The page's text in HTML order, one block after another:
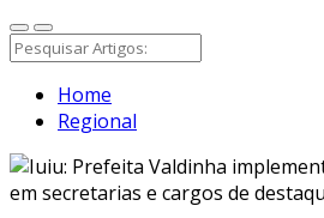
Home
Regional